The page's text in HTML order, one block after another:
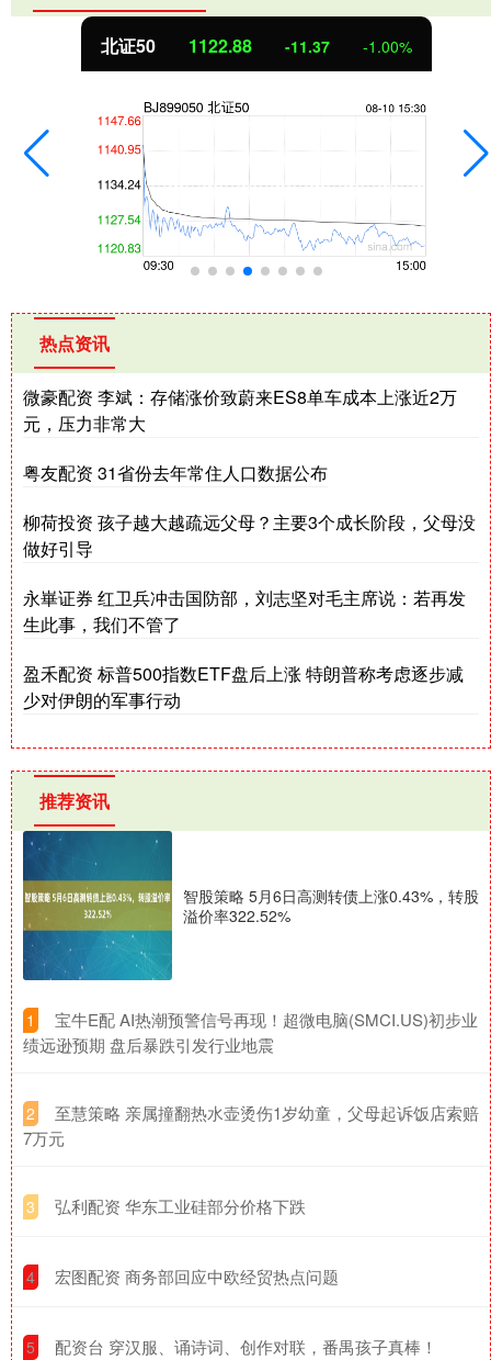
北证50 1122.88 -11.37 -1.00%
热点资讯
微豪配资 李斌：存储涨价致蔚来ES8单车成本上涨近2万
元，压力非常大
粤友配资 31省份去年常住人口数据公布
柳荷投资 孩子越大越疏远父母？主要3个成长阶段，父母没
做好引导
永崋证券 红卫兵冲击国防部，刘志坚对毛主席说：若再发
生此事，我们不管了
盈禾配资 标普500指数ETF盘后上涨 特朗普称考虑逐步减
少对伊朗的军事行动
推荐资讯
智股策略 5月6日高测转债上涨0.43%，转股
溢价率322.52%
1
​宝牛E配 AI热潮预警信号再现！超微电脑(SMCI.US)初步业
绩远逊预期 盘后暴跌引发行业地震
2
​至慧策略 亲属撞翻热水壶烫伤1岁幼童，父母起诉饭店索赔
7万元
3 ​弘利配资 华东工业硅部分价格下跌
4 ​宏图配资 商务部回应中欧经贸热点问题
5 ​配资台 穿汉服、诵诗词、创作对联，番禺孩子真棒！